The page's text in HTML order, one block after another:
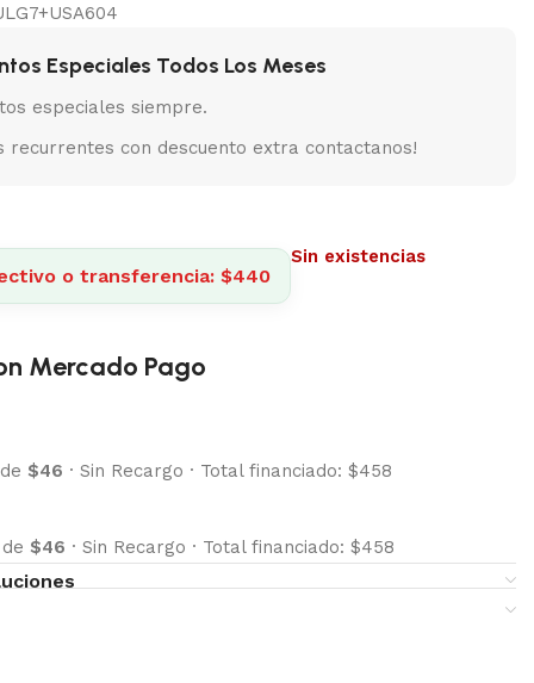
Especiales Todos Los Meses
especiales siempre.
recurrentes con descuento extra contactanos!
o transferencia: $440
Sin existencias
Mercado Pago
$46 · Sin Recargo · Total financiado: $458
$46 · Sin Recargo · Total financiado: $458